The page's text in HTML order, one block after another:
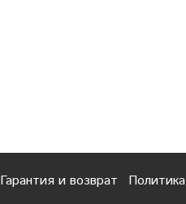
Гарантия и возврат